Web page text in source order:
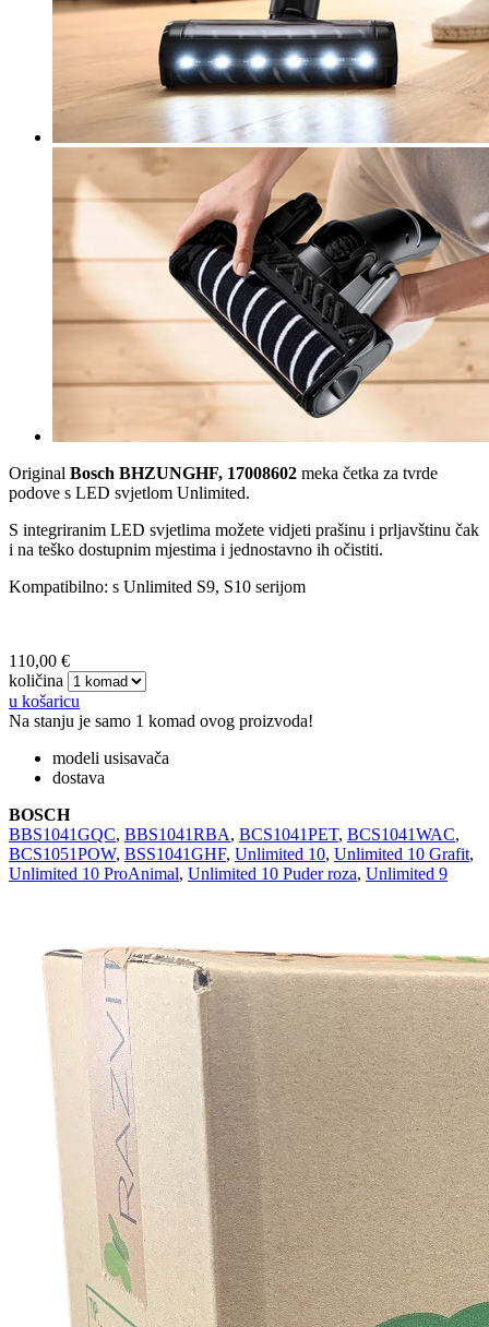
Original Bosch BHZUNGHF, 17008602 meka četka za tvrde
podove s LED svjetlom Unlimited.
S integriranim LED svjetlima možete vidjeti prašinu i prljavštinu čak
i na teško dostupnim mjestima i jednostavno ih očistiti.
Kompatibilno: s Unlimited S9, S10 serijom
110,00 €
količina
u košaricu
Na stanju je samo 1 komad ovog proizvoda!
modeli usisavača
dostava
BOSCH
BBS1041GQC, BBS1041RBA, BCS1041PET, BCS1041WAC,
BCS1051POW, BSS1041GHF, Unlimited 10, Unlimited 10 Grafit,
Unlimited 10 ProAnimal, Unlimited 10 Puder roza, Unlimited 9